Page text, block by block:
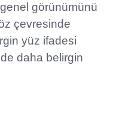
görünümünü
çevresinde
yüz ifadesi
daha belirgin